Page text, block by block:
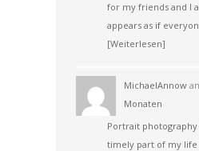
for my friends and I
appears as if
[Weiterlesen]
MichaelAnnow
Monaten
Portrait
timely part of my